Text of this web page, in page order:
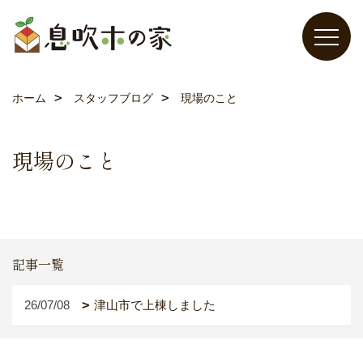
ホーム スタッフブログ 現場のこと
現場のこと
記事一覧
26/07/08 津山市で上棟しました